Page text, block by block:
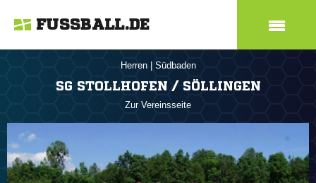
FUSSBALL.DE
Herren Südbaden
SG STOLLHOFEN / SÖLLINGEN
Zur Vereinsseite